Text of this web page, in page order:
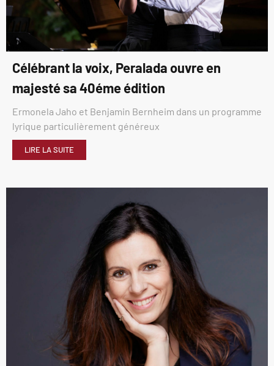
Célébrant la voix, Peralada ouvre en
majesté sa 40éme édition
Ermonela Jaho et Benjamin Bernheim dans un programme
lyrique particulièrement généreux
LIRE LA SUITE